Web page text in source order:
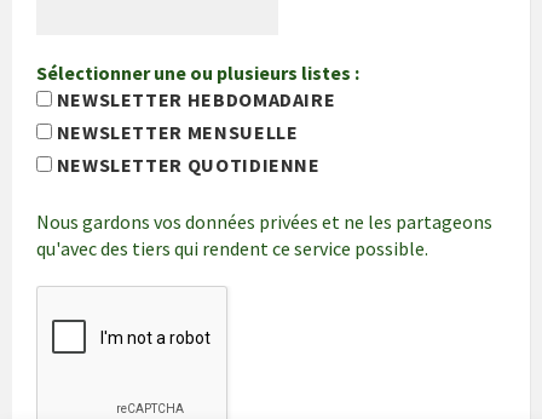
Sélectionner une ou plusieurs listes :
NEWSLETTER HEBDOMADAIRE
NEWSLETTER MENSUELLE
NEWSLETTER QUOTIDIENNE
Nous gardons vos données privées et ne les partageons
qu'avec des tiers qui rendent ce service possible.